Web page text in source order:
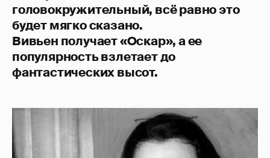
головокружительный, всё равно это
будет мягко сказано.
Вивьен получает «Оскар», а ее
популярность взлетает до
фантастических высот.